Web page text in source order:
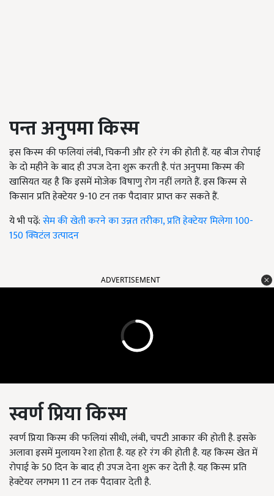
पन्त अनुपमा किस्म
इस किस्म की फलियां लंबी, चिकनी और हरे रंग की होती हैं. यह बीज रोपाई
के दो महीने के बाद ही उपज देना शुरू करती है. पंत अनुपमा किस्म की
खासियत यह है कि इसमें मोजेक विषाणु रोग नहीं लगते हैं. इस किस्म से
किसान प्रति हेक्टेयर 9-10 टन तक पैदावार प्राप्त कर सकते हैं.
ये भी पढ़ें:सेम की खेती करने का उन्नत तरीका, प्रति हेक्टेयर मिलेगा 100-
150 क्विटंल उत्पादन
ADVERTISEMENT
स्वर्ण प्रिया किस्म
स्वर्ण प्रिया किस्म की फलियां सीधी, लंबी, चपटी आकार की होती है. इसके
अलावा इसमें मुलायम रेशा होता है. यह हरे रंग की होती है. यह किस्म खेत में
रोपाई के 50 दिन के बाद ही उपज देना शुरू कर देती है. यह किस्म प्रति
हेक्टेयर लगभग 11 टन तक पैदावार देती है.